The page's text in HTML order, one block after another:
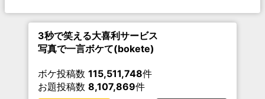
3秒で笑える大喜利サービス
写真で一言ボケて(bokete)
ボケ投稿数 115,511,748件
お題投稿数 8,107,869件